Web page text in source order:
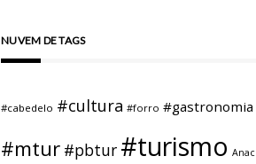
NUVEM DE TAGS
#cabedelo #cultura #forro #gastronomia
#mtur #pbtur #turismo Anac